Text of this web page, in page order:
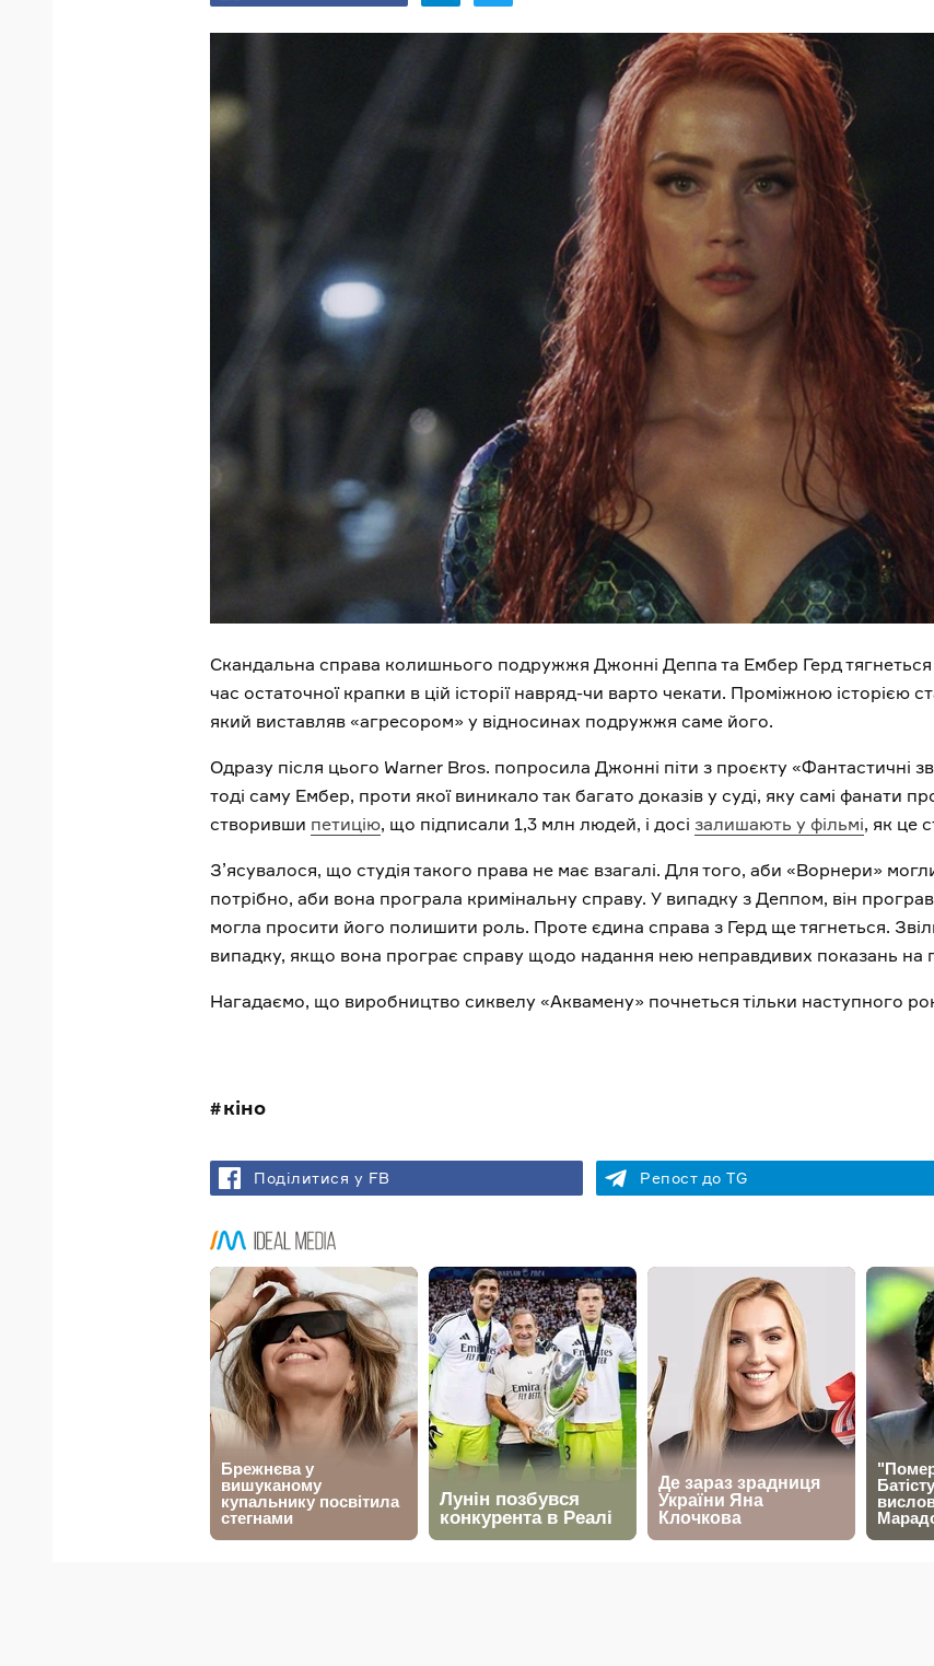
Скандальна справа колишнього подружжя Джонні Деппа та Ембер Герд
час остаточної крапки в цій історії навряд-чи варто чекати. Проміжною історією
який виставляв «агресором» у відносинах подружжя саме його.
Одразу після цього Warner Bros. попросила Джонні піти з проєкту «Фантастичні
тоді саму Ембер, проти якої виникало так багато доказів у суді, яку самі фанати
створивши петицію, що підписали 1,3 млн людей, і досі залишають у фільмі, як це
З’ясувалося, що студія такого права не має взагалі. Для того, аби «Ворнери»
потрібно, аби вона програла кримінальну справу. У випадку з Деппом, він
могла просити його полишити роль. Проте єдина справа з Герд ще тягнеться.
випадку, якщо вона програє справу щодо надання нею неправдивих показань на
Нагадаємо, що виробництво сиквелу «Аквамену» почнеться тільки наступного
кіно
Поділитися у FB Репост до TG